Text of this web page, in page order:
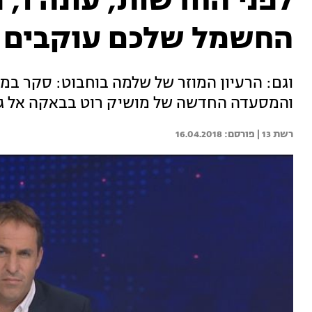
החשמל שלכם עוקבים
וגם: הרעיון המוזר של שלמה בוחבוט: סקר
והמסעדה החדשה של מושיק רוט בבאקה אל
רשת 13 | 16.04.2018